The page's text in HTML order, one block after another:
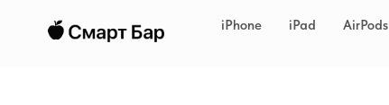
iPhone iPad AirPods